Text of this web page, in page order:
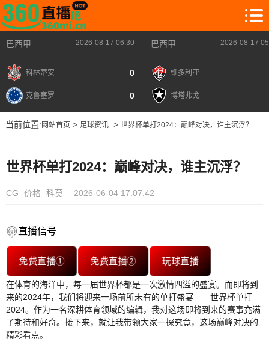
巴西甲 2026-08-17 06:30
科林蒂安 0
克鲁塞罗 0
巴西甲 2026-08-17
维多利亚
博塔弗戈
当前位置: 网站首页> 足球资讯> 世界杯单打2024：巅峰对决，谁主沉浮？
世界杯单打2024：巅峰对决，谁主沉浮？
CG 价格 科莫 2026-06-04 17:07:42
直播信号
免费直播① 免费直播② 玩球直播
在体育的海洋中，每一届世界杯都是一次激情四溢的盛宴。而即将到
来的2024年，我们将迎来一场前所未有的单打盛宴——世界杯单打
2024。作为一名深耕体育领域的编辑，我对这场即将到来的赛事充满
了期待和好奇。接下来，就让我带领大家一探究竟，这场巅峰对决的
精彩看点。